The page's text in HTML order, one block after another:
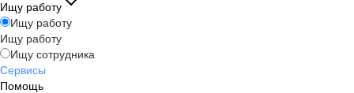
Ищу работу
Ищу работу
Ищу работу
Ищу сотрудника
Сервисы
Помощь